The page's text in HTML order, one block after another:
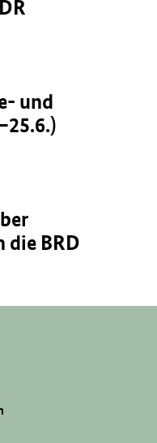
und
die BRD